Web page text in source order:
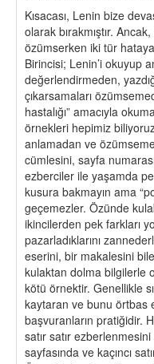
Kısacası, Lenin bize
olarak bırakmıştır.
özümserken iki tür
Birincisi; Lenin’i okuyup
değerlendirmeden,
çıkarsamaları
hastalığı” amacıyla
örnekleri hepimiz
anlamadan ve
cümlesini, sayfa
ezberciler ile yaşamda
kusura bakmayın ama
geçemezler. Özünde
ikincilerden pek farkları
pazarladıklarını
eserini, bir makalesini
kulaktan dolma bilgilerle
kötü örnektir. Genellikle
kaytaran ve bunu örtbas
başvuranların pratiğidir.
satır satır
sayfasında ve kaçıncı